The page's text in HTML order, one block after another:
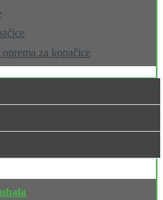
za kopačice